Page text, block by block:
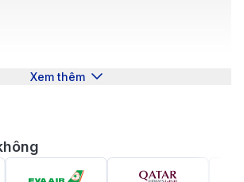
tại 190 Booking để trải nghiệm
Tây Ban Nha, là một thành phố
Xem thêm